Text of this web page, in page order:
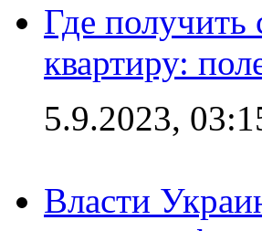
Где получить
квартиру:
5.9.2023,
Власти